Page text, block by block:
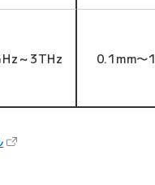
～3THz 0.1mm〜
新しいタブで開きます）